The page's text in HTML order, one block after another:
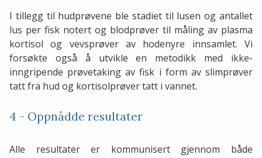
I tillegg til hudprøvene ble stadiet til lusen og antallet
lus per fisk notert og blodprøver til måling av plasma
kortisol og vevsprøver av hodenyre innsamlet. Vi
forsøkte også å utvikle en metodikk med ikke-
inngripende prøvetaking av fisk i form av slimprøver
tatt fra hud og kortisolprøver tatt i vannet.
4 - Oppnådde resultater
Alle resultater er kommunisert gjennom både